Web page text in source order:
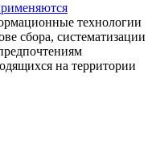
технологии
сбора, систематизации
на территории